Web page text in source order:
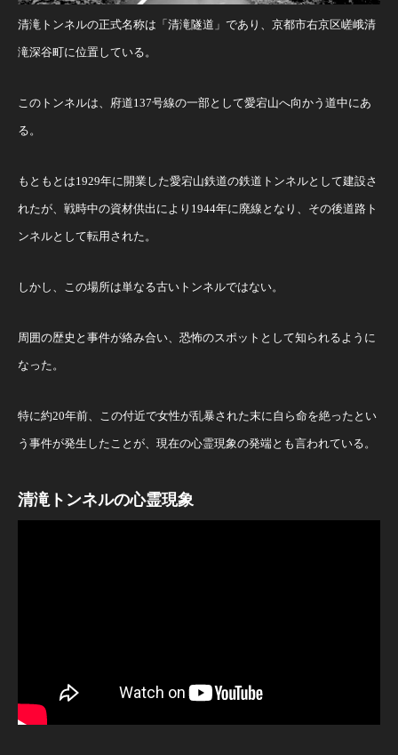
清滝トンネルの正式名称は「清滝隧道」であり、京都市右京区嵯峨清
滝深谷町に位置している。
このトンネルは、府道137号線の一部として愛宕山へ向かう道中にあ
る。
もともとは1929年に開業した愛宕山鉄道の鉄道トンネルとして建設さ
れたが、戦時中の資材供出により1944年に廃線となり、その後道路ト
ンネルとして転用された。
しかし、この場所は単なる古いトンネルではない。
周囲の歴史と事件が絡み合い、恐怖のスポットとして知られるように
なった。
特に約20年前、この付近で女性が乱暴された末に自ら命を絶ったとい
う事件が発生したことが、現在の心霊現象の発端とも言われている。
清滝トンネルの心霊現象